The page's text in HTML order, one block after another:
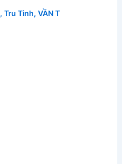
,Tru Tinh,VẦN T